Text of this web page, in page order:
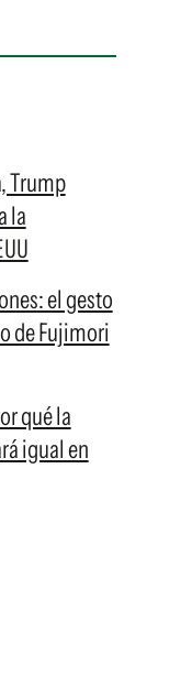
Trump
la
el gesto
de Fujimori
qué la
igual en